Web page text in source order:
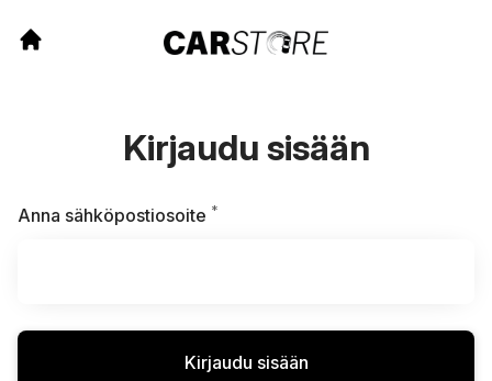
Kirjaudu sisään
Anna sähköpostiosoite *
Kirjaudu sisään